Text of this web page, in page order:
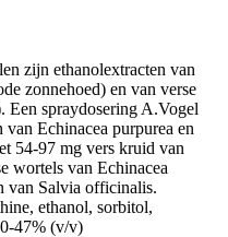
zijn ethanolextracten van
zonnehoed) en van verse
Een spraydosering A.Vogel
Echinacea purpurea en
54-97 mg vers kruid van
wortels van Echinacea
van Salvia officinalis.
ethanol, sorbitol,
47% (v/v)